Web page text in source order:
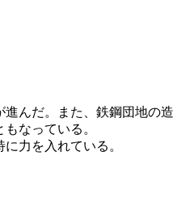
んだ。また、鉄鋼団地の
なっている。
力を入れている。